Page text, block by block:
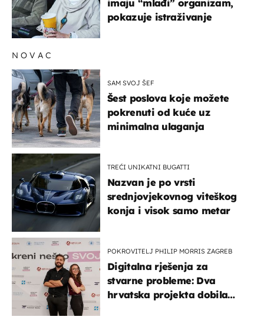
imaju “mlađi” organizam,
pokazuje istraživanje
NOVAC
SAM SVOJ ŠEF
Šest poslova koje možete
pokrenuti od kuće uz
minimalna ulaganja
TREĆI UNIKATNI BUGATTI
Nazvan je po vrsti
srednjovjekovnog viteškog
konja i visok samo metar
POKROVITELJ PHILIP MORRIS ZAGREB
Digitalna rješenja za
stvarne probleme: Dva
hrvatska projekta dobila